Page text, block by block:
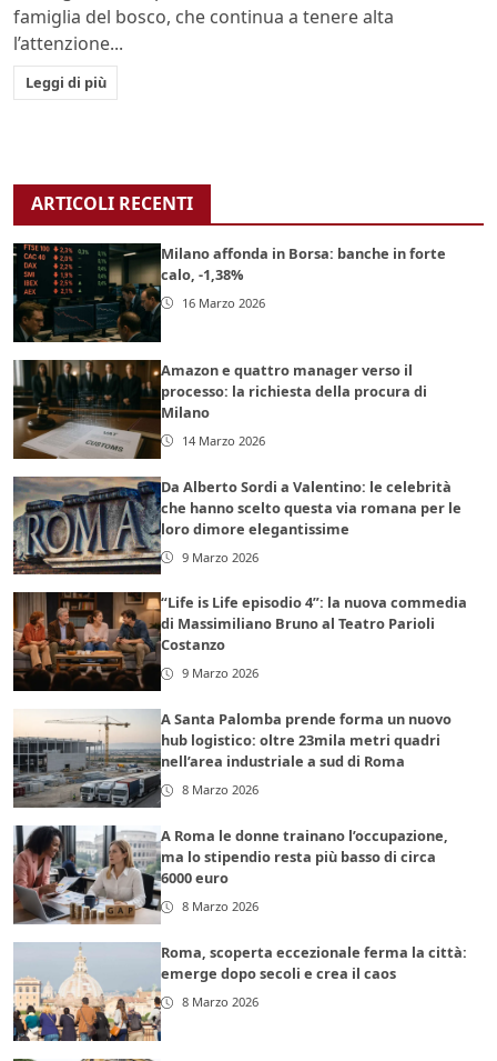
famiglia del bosco, che continua a tenere alta
l’attenzione...
Leggi di più
ARTICOLI RECENTI
Milano affonda in Borsa: banche in forte
calo, -1,38%
16 Marzo 2026
Amazon e quattro manager verso il
processo: la richiesta della procura di
Milano
14 Marzo 2026
Da Alberto Sordi a Valentino: le celebrità
che hanno scelto questa via romana per le
loro dimore elegantissime
9 Marzo 2026
“Life is Life episodio 4”: la nuova commedia
di Massimiliano Bruno al Teatro Parioli
Costanzo
9 Marzo 2026
A Santa Palomba prende forma un nuovo
hub logistico: oltre 23mila metri quadri
nell’area industriale a sud di Roma
8 Marzo 2026
A Roma le donne trainano l’occupazione,
ma lo stipendio resta più basso di circa
6000 euro
8 Marzo 2026
Roma, scoperta eccezionale ferma la città:
emerge dopo secoli e crea il caos
8 Marzo 2026